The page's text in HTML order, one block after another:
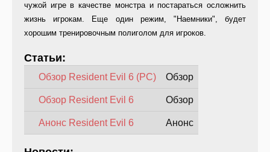
чужой игре в качестве монстра и постараться осложнить
жизнь игрокам. Еще один режим, "Наемники", будет
хорошим тренировочным полиголом для игроков.
Статьи:
Обзор Resident Evil 6 (PC) Обзор
Обзор Resident Evil 6 Обзор
Анонс Resident Evil 6 Анонс